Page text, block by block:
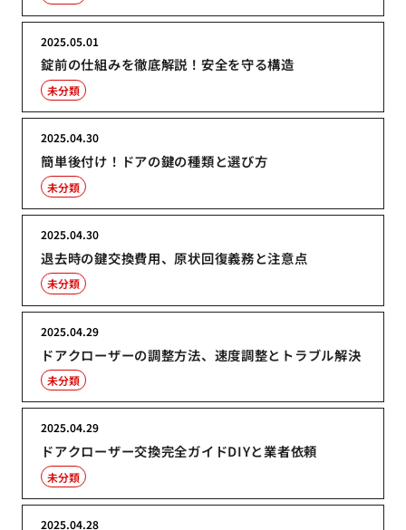
錠前の仕組みを徹底解説！安全を守る構造
2025.05.01
未分類
簡単後付け！ドアの鍵の種類と選び方
2025.04.30
未分類
退去時の鍵交換費用、原状回復義務と注意点
2025.04.30
未分類
ドアクローザーの調整方法、速度調整とトラブル解決
2025.04.29
未分類
ドアクローザー交換完全ガイドDIYと業者依頼
2025.04.29
未分類
2025.04.28